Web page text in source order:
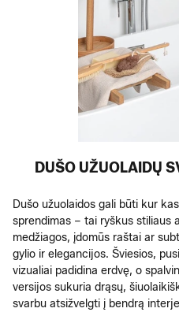
DUŠO UŽUOLAIDŲ
Dušo užuolaidos gali būti kur
sprendimas – tai ryškus stiliaus
medžiagos, įdomūs raštai ar
gylio ir elegancijos. Šviesios,
vizualiai padidina erdvę, o
versijos sukuria drąsų,
svarbu atsižvelgti į bendrą